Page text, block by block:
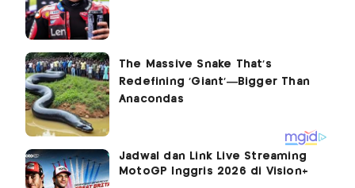
Jadwal dan Link Live Streaming
MotoGP Inggris 2026 di Vision+